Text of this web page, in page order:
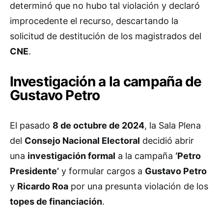
determinó que no hubo tal violación y declaró
improcedente el recurso, descartando la
solicitud de destitución de los magistrados del
CNE.
Investigación a la campaña de
Gustavo Petro
El pasado 8 de octubre de 2024, la Sala Plena
del Consejo Nacional Electoral decidió abrir
una investigación formal a la campaña ‘Petro
Presidente’ y formular cargos a Gustavo Petro
y Ricardo Roa por una presunta violación de los
topes de financiación.